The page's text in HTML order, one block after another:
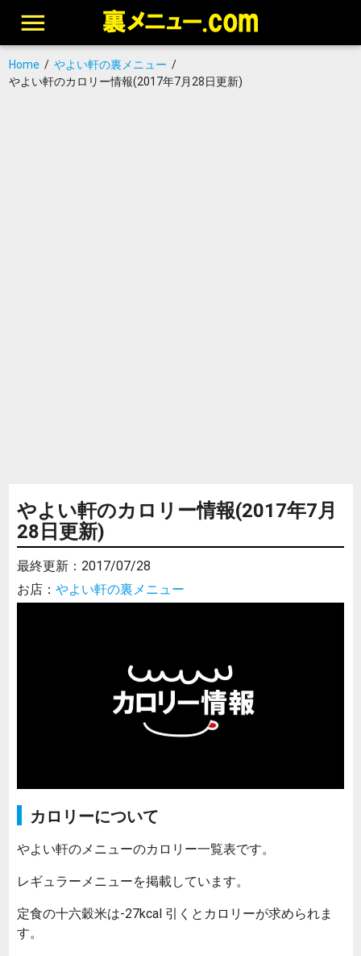
Home/ やよい軒の裏メニュー /
やよい軒のカロリー情報(2017年7月28日更新)
やよい軒のカロリー情報(2017年7月
28日更新)
最終更新： 2017/07/28
お店： やよい軒の裏メニュー
カロリーについて
やよい軒のメニューのカロリー一覧表です。
レギュラーメニューを掲載しています。
定食の十六穀米は-27kcal 引くとカロリーが求められま
す。